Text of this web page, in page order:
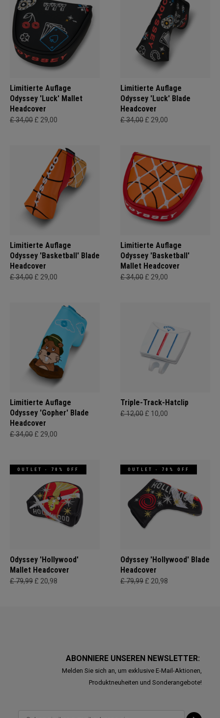
Limitierte Auflage
Odyssey 'Luck' Mallet
Headcover
£ 34,00 £ 29,00
Limitierte Auflage
Odyssey 'Luck' Blade
Headcover
£ 34,00 £ 29,00
Limitierte Auflage
Odyssey 'Basketball' Blade
Headcover
£ 34,00 £ 29,00
Limitierte Auflage
Odyssey 'Basketball'
Mallet Headcover
£ 34,00 £ 29,00
Limitierte Auflage
Odyssey 'Gopher' Blade
Headcover
£ 34,00 £ 29,00
Triple-Track-Hatclip
£ 12,00 £ 10,00
OUTLET - 70% OFF
Odyssey 'Hollywood'
Mallet Headcover
£ 79,99 £ 20,98
OUTLET - 70% OFF
Odyssey 'Hollywood' Blade
Headcover
£ 79,99 £ 20,98
ABONNIERE UNSEREN NEWSLETTER:
Melden Sie sich an, um exklusive E-Mail-Aktionen,
Produktneuheiten und Sonderangebote!